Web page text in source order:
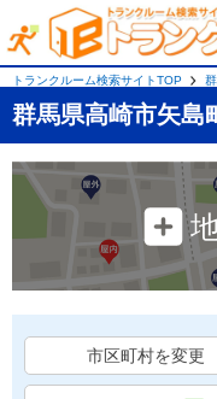
トランクルーム検索サイトTOP
群馬県高崎市矢島
市区町村を変更